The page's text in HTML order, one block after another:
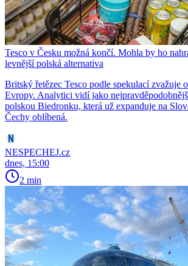
Tesco v Česku možná končí. Mohla by ho
levnější polská alternativa
Britský řetězec Tesco podle spekulací zvažuje
Evropy. Analytici vidí jako
polskou Biedronku, která už expanduje na
Čechy oblíbená.
NESPECHEJ.cz
dnes, 15:00
2 min